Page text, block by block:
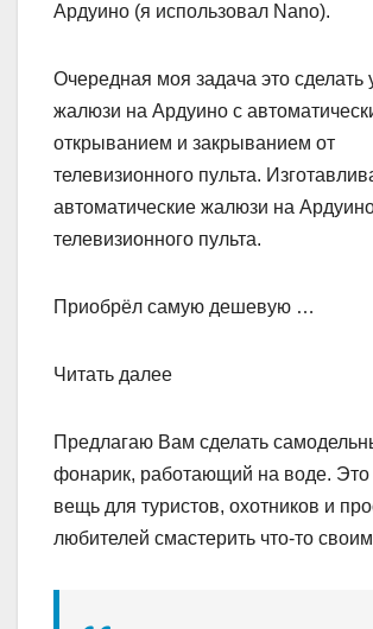
Ардуино (я использовал Nano).
Очередная моя задача это сделать
жалюзи на Ардуино с
открыванием и закрыванием от
телевизионного пульта.
автоматические жалюзи на
телевизионного пульта.
Приобрёл самую дешевую …
Читать далее
Предлагаю Вам сделать
фонарик, работающий на воде. Это
вещь для туристов, охотников и
любителей смастерить что-то